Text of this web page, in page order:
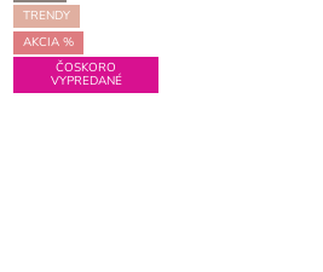
TRENDY
AKCIA %
ČOSKORO
VYPREDANÉ